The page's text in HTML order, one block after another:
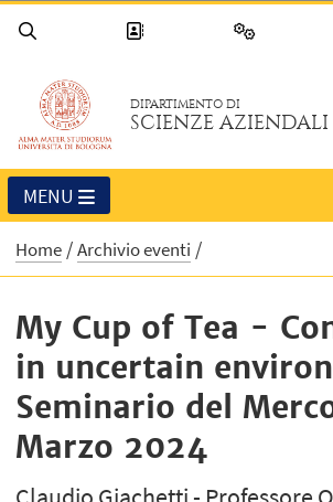
DIPARTIMENTO DI
SCIENZE
MENU
Home Archivio eventi
My Cup of Tea -
in uncertain
Seminario del
Marzo 2024